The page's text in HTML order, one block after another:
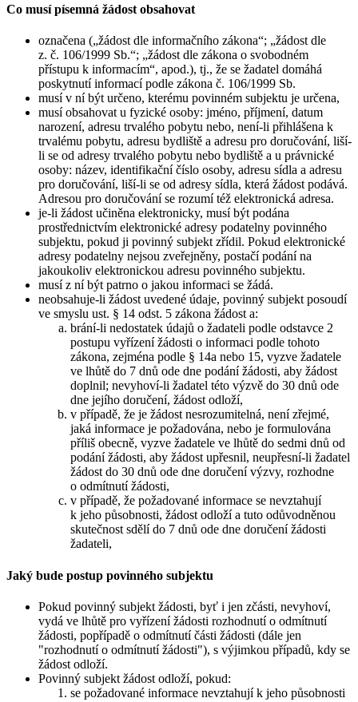
Co musí písemná žádost obsahovat
označena („žádost dle informačního zákona“; „žádost dle
z. č. 106/1999 Sb.“; „žádost dle zákona o svobodném
přístupu k informacím“, apod.), tj., že se žadatel domáhá
poskytnutí informací podle zákona č. 106/1999 Sb.
musí v ní být určeno, kterému povinném subjektu je určena,
musí obsahovat u fyzické osoby: jméno, příjmení, datum
narození, adresu trvalého pobytu nebo, není-li přihlášena k
trvalému pobytu, adresu bydliště a adresu pro doručování, liší-
li se od adresy trvalého pobytu nebo bydliště a u právnické
osoby: název, identifikační číslo osoby, adresu sídla a adresu
pro doručování, liší-li se od adresy sídla, která žádost podává.
Adresou pro doručování se rozumí též elektronická adresa.
je-li žádost učiněna elektronicky, musí být podána
prostřednictvím elektronické adresy podatelny povinného
subjektu, pokud ji povinný subjekt zřídil. Pokud elektronické
adresy podatelny nejsou zveřejněny, postačí podání na
jakoukoliv elektronickou adresu povinného subjektu.
musí z ní být patrno o jakou informaci se žádá.
neobsahuje-li žádost uvedené údaje, povinný subjekt posoudí
ve smyslu ust. § 14 odst. 5 zákona žádost a:
brání-li nedostatek údajů o žadateli podle odstavce 2
postupu vyřízení žádosti o informaci podle tohoto
zákona, zejména podle § 14a nebo 15, vyzve žadatele
ve lhůtě do 7 dnů ode dne podání žádosti, aby žádost
doplnil; nevyhoví-li žadatel této výzvě do 30 dnů ode
dne jejího doručení, žádost odloží,
v případě, že je žádost nesrozumitelná, není zřejmé,
jaká informace je požadována, nebo je formulována
příliš obecně, vyzve žadatele ve lhůtě do sedmi dnů od
podání žádosti, aby žádost upřesnil, neupřesní-li žadatel
žádost do 30 dnů ode dne doručení výzvy, rozhodne
o odmítnutí žádosti,
v případě, že požadované informace se nevztahují
k jeho působnosti, žádost odloží a tuto odůvodněnou
skutečnost sdělí do 7 dnů ode dne doručení žádosti
žadateli,
Jaký bude postup povinného subjektu
Pokud povinný subjekt žádosti, byť i jen zčásti, nevyhoví,
vydá ve lhůtě pro vyřízení žádosti rozhodnutí o odmítnutí
žádosti, popřípadě o odmítnutí části žádosti (dále jen
"rozhodnutí o odmítnutí žádosti"), s výjimkou případů, kdy se
žádost odloží.
Povinný subjekt žádost odloží, pokud:
se požadované informace nevztahují k jeho působnosti